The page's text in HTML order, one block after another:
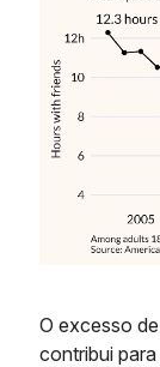
O excesso
contribui